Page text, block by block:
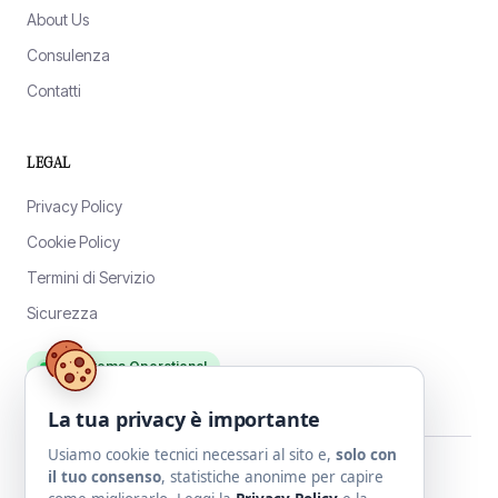
About Us
Consulenza
Contatti
LEGAL
Privacy Policy
Cookie Policy
Termini di Servizio
Sicurezza
All Systems Operational
© 2026 Optlyx di Paolo Puricelli — Tutti i diritti riservati.
La tua privacy è importante
Usiamo cookie tecnici necessari al sito e, solo con
il tuo consenso, statistiche anonime per capire